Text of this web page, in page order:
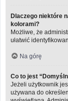
Dlaczego niektóre
kolorami?
Możliwe, że
ułatwić
Na górę
Co to jest
Jeżeli użytkownik
używana do